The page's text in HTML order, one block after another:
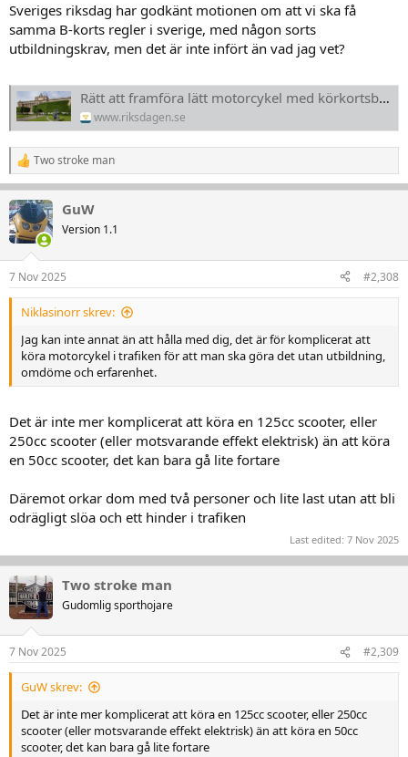
Sveriges riksdag har godkänt motionen om att vi ska få
samma B-korts regler i sverige, med någon sorts
utbildningskrav, men det är inte infört än vad jag vet?
Rätt att framföra lätt motorcykel med körkortsbehörighet B (Motion 2022/23:797 av Björn Söder (SD))
www.riksdagen.se
R
e
k
t
i
e
r
Two stroke man
GuW
Version 1.1
7 Nov 2025 #2,308
Niklasinorr skrev:
Jag kan inte annat än att hålla med dig, det är för komplicerat att
köra motorcykel i trafiken för att man ska göra det utan utbildning,
omdöme och erfarenhet.
Det är inte mer komplicerat att köra en 125cc scooter, eller
250cc scooter (eller motsvarande effekt elektrisk) än att köra
en 50cc scooter, det kan bara gå lite fortare
Däremot orkar dom med två personer och lite last utan att bli
odrägligt slöa och ett hinder i trafiken
Last edited: 7 Nov 2025
Two stroke man
Gudomlig sporthojare
7 Nov 2025 #2,309
GuW skrev:
Det är inte mer komplicerat att köra en 125cc scooter, eller 250cc
scooter (eller motsvarande effekt elektrisk) än att köra en 50cc
scooter, det kan bara gå lite fortare